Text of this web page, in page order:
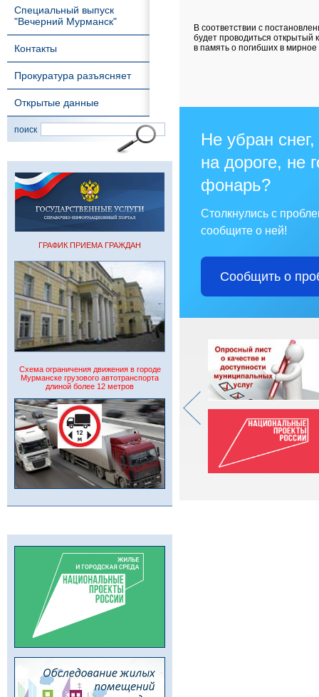
Специальный выпуск
"Вечерний Мурманск"
Контакты
Прокуратура разъясняет
Открытые данные
поиск
ГРАФИК ПРИЕМА ГРАЖДАН
Схема ограничения движения в городе
Мурманске грузового автотранспорта
длиной более 12 метров
В соответствии с
будет проводиться открытый
в память о погибших в
Не убран
на дороге, не
фонарь?
Столкнулись с
сообщите о ней!
Сообщить о